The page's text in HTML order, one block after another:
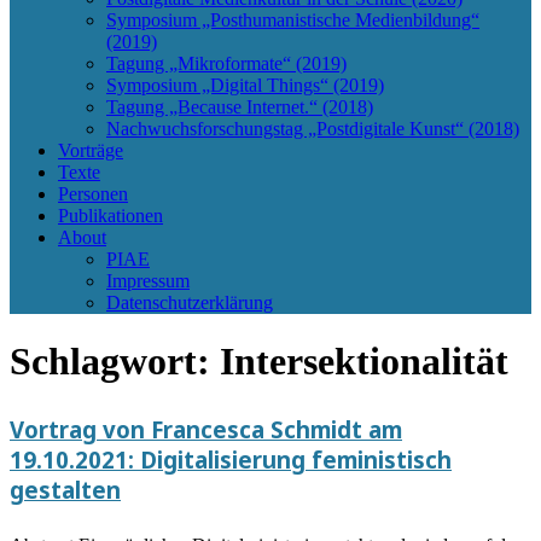
Symposium „Posthumanistische Medienbildung“
(2019)
Tagung „Mikroformate“ (2019)
Symposium „Digital Things“ (2019)
Tagung „Because Internet.“ (2018)
Nachwuchsforschungstag „Postdigitale Kunst“ (2018)
Vorträge
Texte
Personen
Publikationen
About
PIAE
Impressum
Datenschutzerklärung
Schlagwort: Intersektionalität
Vortrag von Francesca Schmidt am
19.10.2021: Digitalisierung feministisch
gestalten